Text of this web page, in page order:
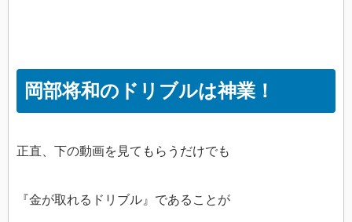
岡部将和のドリブルは神業！
正直、下の動画を見てもらうだけでも
『金が取れるドリブル』であることが